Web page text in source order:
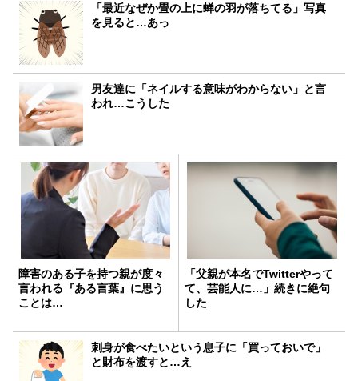
「最近なぜか畳の上に蝉の羽が落ちてる」写真
を見ると…あっ
男友達に「ネイルする意味がわからない」と言
われ…こうした
障害のある子を持つ親が度々
言われる『ある言葉』に思う
ことは…
「父親が本名でTwitterやって
て、芸能人に…」続きに絶句
した
刺身が食べたいという息子に「買っておいで」
と財布を渡すと…え